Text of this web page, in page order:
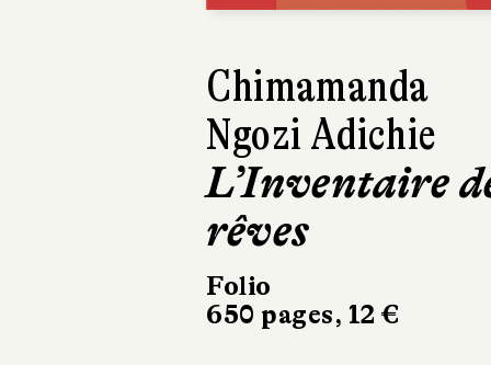
TANIZAKI
Jun'ichirô
Paix dans les
cuisines
Éditions Picquier
238 pages, 21 €